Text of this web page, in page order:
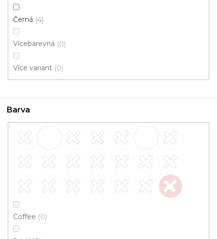
Černá 4
Vícebarevná 0
Více variant 0
Barva
Coffee 0
Rohožka PP béžová
159 Kč